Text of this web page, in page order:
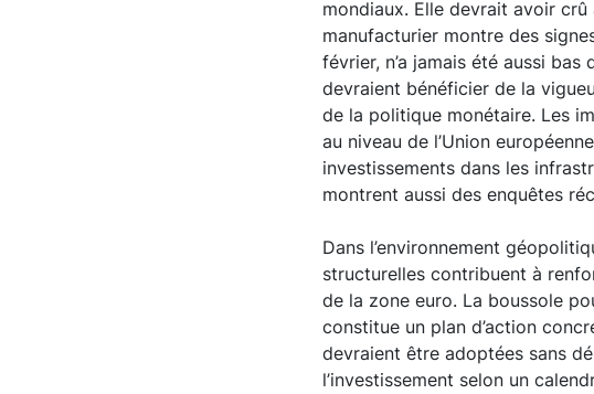
mondiaux. Elle devrait avoir
manufacturier montre des
février, n’a jamais été aussi
devraient bénéficier de la
de la politique monétaire. Les
au niveau de l’Union
investissements dans les
montrent aussi des enquêtes
Dans l’environnement
structurelles contribuent à
de la zone euro. La boussole
constitue un plan d’action
devraient être adoptées sans
l’investissement selon un